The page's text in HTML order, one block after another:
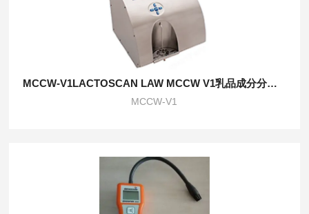
MCCW-V1LACTOSCAN LAW MCCW V1乳品成分分析仪
MCCW-V1